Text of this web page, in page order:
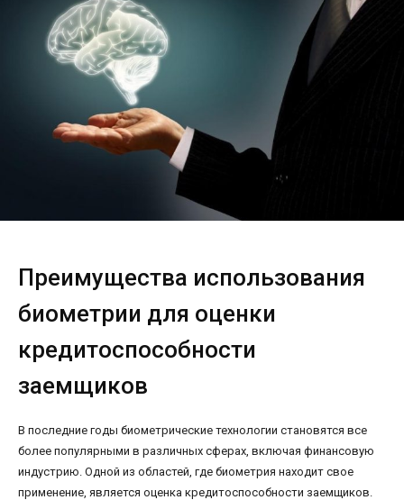
Преимущества использования
биометрии для оценки
кредитоспособности
заемщиков
В последние годы биометрические технологии становятся все
более популярными в различных сферах, включая финансовую
индустрию. Одной из областей, где биометрия находит свое
применение, является оценка кредитоспособности заемщиков.